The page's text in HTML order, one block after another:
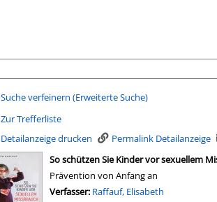
Suche verfeinern (Erweiterte Suche)
Zur Trefferliste
Detailanzeige drucken
Permalink Detailanzeige
wird in neuem Tab geöffnet
So schützen Sie Kinder vor sexuellem
Prävention von Anfang an
Verfasser: Suche nach diesem Verfasser
Raffauf, Elisabeth